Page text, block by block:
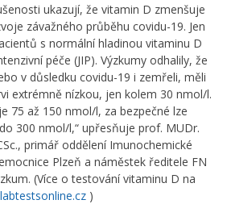
ukazují, že vitamin D zmenšuje
závažného průběhu covidu-19. Jen
s normální hladinou vitaminu D
péče (JIP). Výzkumy odhalily, že
v důsledku covidu-19 i zemřeli, měli
extrémně nízkou, jen kolem 30 nmol/l.
75 až 150 nmol/l, za bezpečné lze
300 nmol/l,“ upřesňuje prof. MUDr.
primář oddělení Imunochemické
Plzeň a náměstek ředitele FN
(Více o testování vitaminu D na
labtestsonline.cz )